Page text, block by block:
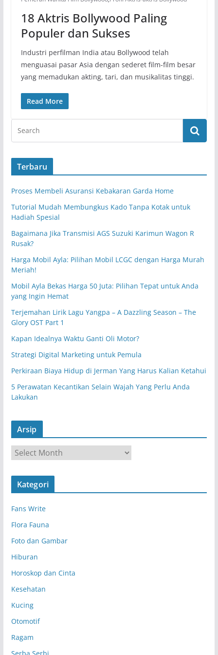
18 Aktris Bollywood Paling
Populer dan Sukses
Industri perfilman India atau Bollywood telah
menguasai pasar Asia dengan sederet film-film besar
yang memadukan akting, tari, dan musikalitas tinggi.
Read More
Terbaru
Proses Membeli Asuransi Kebakaran Garda Home
Tutorial Mudah Membungkus Kado Tanpa Kotak untuk
Hadiah Spesial
Bagaimana Jika Transmisi AGS Suzuki Karimun Wagon R
Rusak?
Harga Mobil Ayla: Pilihan Mobil LCGC dengan Harga Murah
Meriah!
Mobil Ayla Bekas Harga 50 Juta: Pilihan Tepat untuk Anda
yang Ingin Hemat
Terjemahan Lirik Lagu Yangpa – A Dazzling Season – The
Glory OST Part 1
Kapan Idealnya Waktu Ganti Oli Motor?
Strategi Digital Marketing untuk Pemula
Perkiraan Biaya Hidup di Jerman Yang Harus Kalian Ketahui
5 Perawatan Kecantikan Selain Wajah Yang Perlu Anda
Lakukan
Arsip
r
s
Kategori
Fans Write
Flora Fauna
Foto dan Gambar
Hiburan
Horoskop dan Cinta
Kesehatan
Kucing
Otomotif
Ragam